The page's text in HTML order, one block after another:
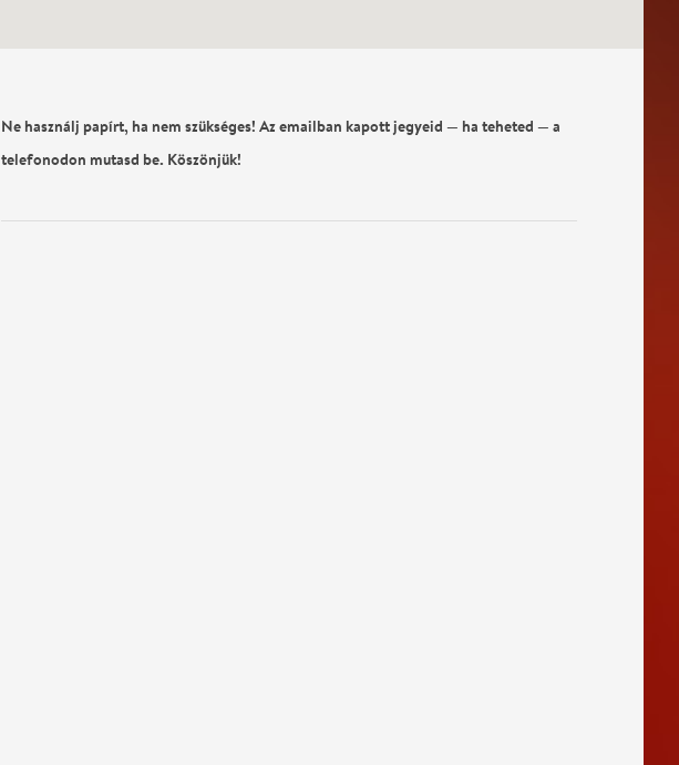
Ne használj papírt, ha nem szükséges! Az emailban kapott jegyeid — ha teheted — a
telefonodon mutasd be. Köszönjük!